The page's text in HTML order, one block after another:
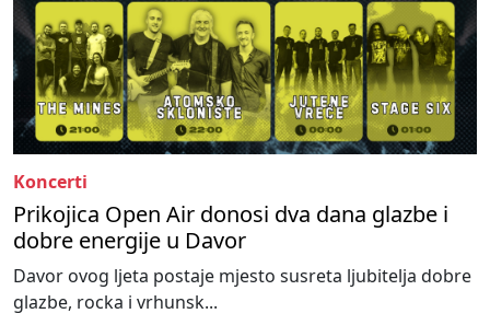
Koncerti
Prikojica Open Air donosi dva dana glazbe i
dobre energije u Davor
Davor ovog ljeta postaje mjesto susreta ljubitelja dobre
glazbe, rocka i vrhunsk...